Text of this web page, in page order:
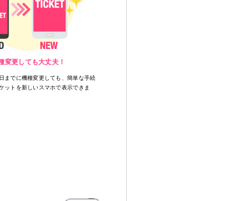
変更しても大丈夫！
までに機種変更しても、簡単な手続
ットを新しいスマホで表示できま